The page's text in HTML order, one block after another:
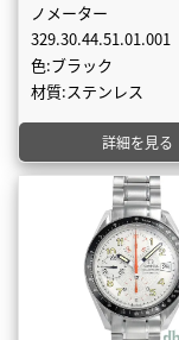
ノメーター
329.30.44.51.01.001
色:ブラック
材質:ステンレス
詳細を見る